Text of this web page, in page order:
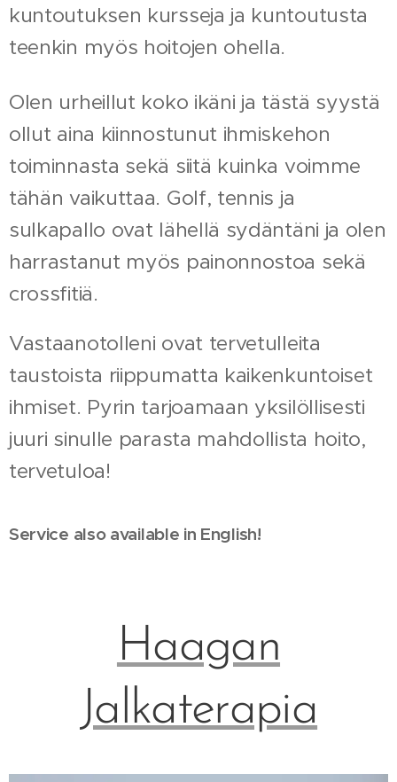
kuntoutuksen kursseja ja kuntoutusta
teenkin myös hoitojen ohella.
Olen urheillut koko ikäni ja tästä syystä
ollut aina kiinnostunut ihmiskehon
toiminnasta sekä siitä kuinka voimme
tähän vaikuttaa. Golf, tennis ja
sulkapallo ovat lähellä sydäntäni ja olen
harrastanut myös painonnostoa sekä
crossfitiä.
Vastaanotolleni ovat tervetulleita
taustoista riippumatta kaikenkuntoiset
ihmiset. Pyrin tarjoamaan yksilöllisesti
juuri sinulle parasta mahdollista hoito,
tervetuloa!
Service also available in English!
Haagan
Jalkaterapia